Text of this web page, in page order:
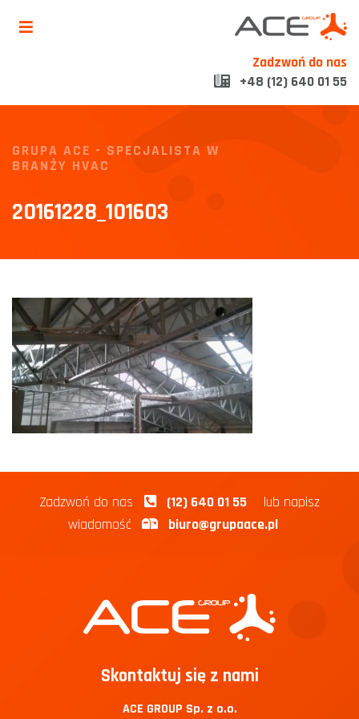
Zadzwoń do nas
+48 (12) 640 01 55
GRUPA ACE - SPECJALISTA W
BRANŻY HVAC
20161228_101603
Zadzwoń do nas (12) 640 01 55
lub napisz
wiadomość
biuro@grupaace.pl
Skontaktuj się z nami
ACE GROUP Sp. z o.o.